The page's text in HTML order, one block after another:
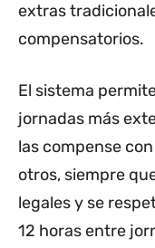
extras
compensatorios.
El sistema
jornadas más
las compense
otros, siempre
legales y se
12 horas entre